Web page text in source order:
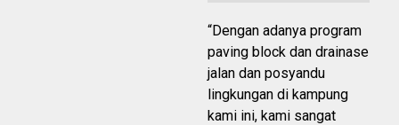
“Dengan adanya program
paving block dan drainase
jalan dan posyandu
lingkungan di kampung
kami ini, kami sangat